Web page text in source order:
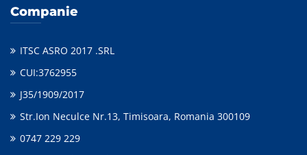
Companie
ITSC ASRO 2017 .SRL
CUI:3762955
J35/1909/2017
Str.Ion Neculce Nr.13, Timisoara, Romania 300109
0747 229 229